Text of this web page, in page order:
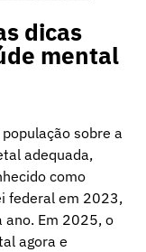
dicas
mental
sobre a
adequada,
como
federal em 2023,
ano. Em 2025, o
agora e